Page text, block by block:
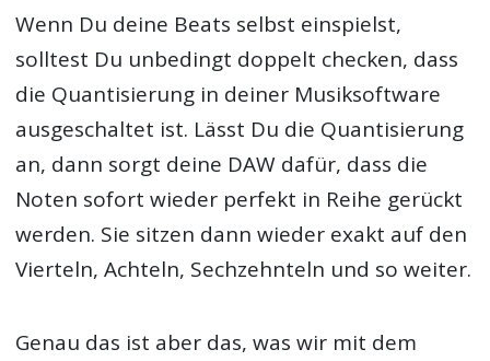
Wenn Du deine Beats selbst einspielst,
solltest Du unbedingt doppelt checken, dass
die Quantisierung in deiner Musiksoftware
ausgeschaltet ist. Lässt Du die Quantisierung
an, dann sorgt deine DAW dafür, dass die
Noten sofort wieder perfekt in Reihe gerückt
werden. Sie sitzen dann wieder exakt auf den
Vierteln, Achteln, Sechzehnteln und so weiter.
Genau das ist aber das, was wir mit dem